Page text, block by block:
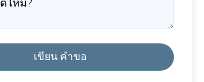
เขียน คำขอ